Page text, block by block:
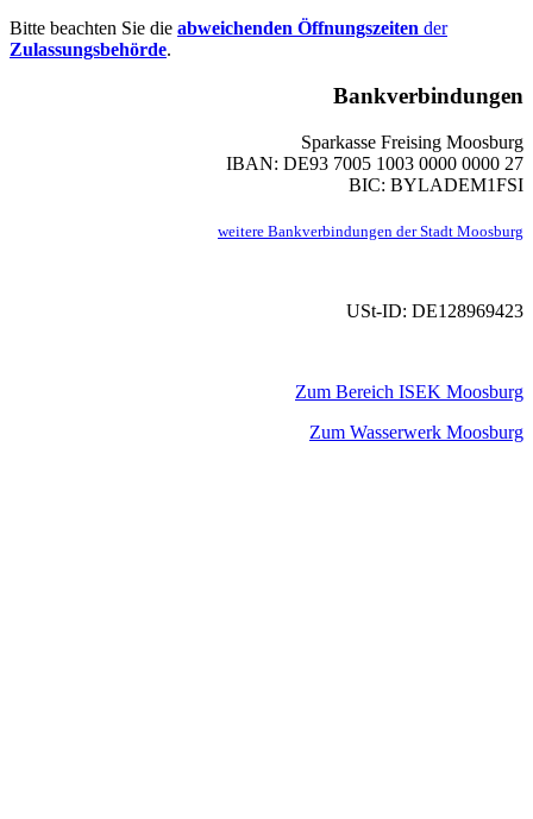
Bitte beachten Sie die abweichenden Öffnungszeiten der
Zulassungsbehörde.
Bankverbindungen
Sparkasse Freising Moosburg
IBAN: DE93 7005 1003 0000 0000 27
BIC: BYLADEM1FSI
weitere Bankverbindungen der Stadt Moosburg
USt-ID: DE128969423
Zum Bereich ISEK Moosburg
Zum Wasserwerk Moosburg